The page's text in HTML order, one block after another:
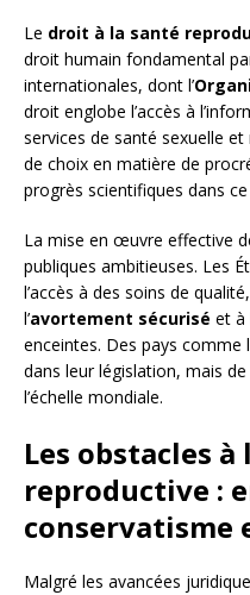
Le droit à la santé
droit humain fondamental
internationales, dont l’
droit englobe l’accès à
services de santé sexuelle
de choix en matière de
progrès scientifiques dans
La mise en œuvre effective
publiques ambitieuses. Les
l’accès à des soins de
l’avortement sécurisé et à
enceintes. Des pays comme
dans leur législation, mais
l’échelle mondiale.
Les obstacles à
reproductive :
conservatisme
Malgré les avancées